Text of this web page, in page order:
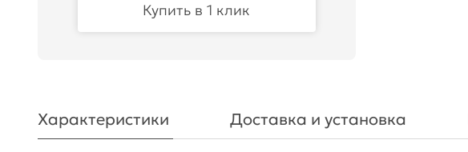
Купить в 1 клик
Характеристики Доставка и установка